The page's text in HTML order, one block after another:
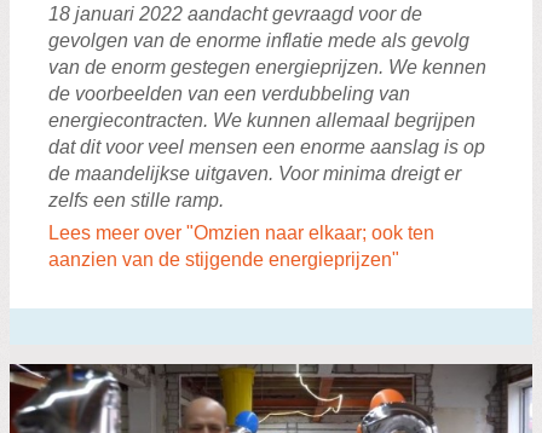
18 januari 2022 aandacht gevraagd voor de
gevolgen van de enorme inflatie mede als gevolg
van de enorm gestegen energieprijzen. We kennen
de voorbeelden van een verdubbeling van
energiecontracten. We kunnen allemaal begrijpen
dat dit voor veel mensen een enorme aanslag is op
de maandelijkse uitgaven. Voor minima dreigt er
zelfs een stille ramp.
Lees meer over "Omzien naar elkaar; ook ten
aanzien van de stijgende energieprijzen"